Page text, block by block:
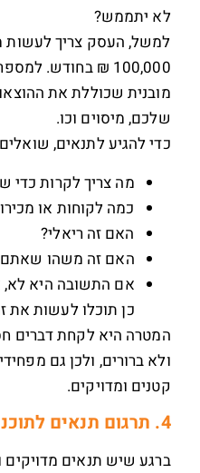
לא יתממש?
למשל, העסק צריך לעשות
100,000 ₪ בחודש.
מובנית שכוללת את
שלכם, מיסוים וכו.
כדי להגיע לתנאים,
מה צריך לקרות כדי
כמה לקוחות או
האם זה ריאלי?
האם זה משהו שאתם
אם התשובה היא לא,
כן תוכלו לעשות את
המטרה היא לקחת דברים
ולא ברורים, ולכן גם
קטנים ומדויקים.
ברגע שיש תנאים מדויקים